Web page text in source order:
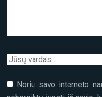
Noriu savo interneto